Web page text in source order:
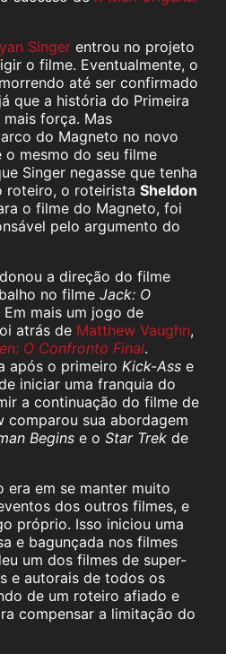
Singer entrou no projeto
o filme. Eventualmente, o
até ser confirmado
que a história do Primeira
mais força. Mas
do Magneto no novo
mesmo do seu filme
Singer negasse que tenha
roteiro, o roteirista Sheldon
o filme do Magneto, foi
pelo argumento do
a direção do filme
no filme Jack: O
Em mais um jogo de
atrás de Matthew Vaughn,
O Confronto Final.
após o primeiro Kick-Ass e
iniciar uma franquia do
a continuação do filme de
sua abordagem
Begins e o Star Trek de
era em se manter muito
dos outros filmes, e
próprio. Isso iniciou uma
e bagunçada nos filmes
um dos filmes de super-
e autorais de todos os
de um roteiro afiado e
compensar a limitação do